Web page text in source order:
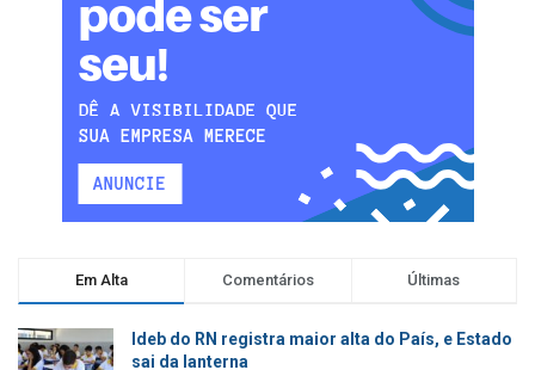
Em Alta Comentários Últimas
Ideb do RN registra maior alta do País, e Estado
sai da lanterna